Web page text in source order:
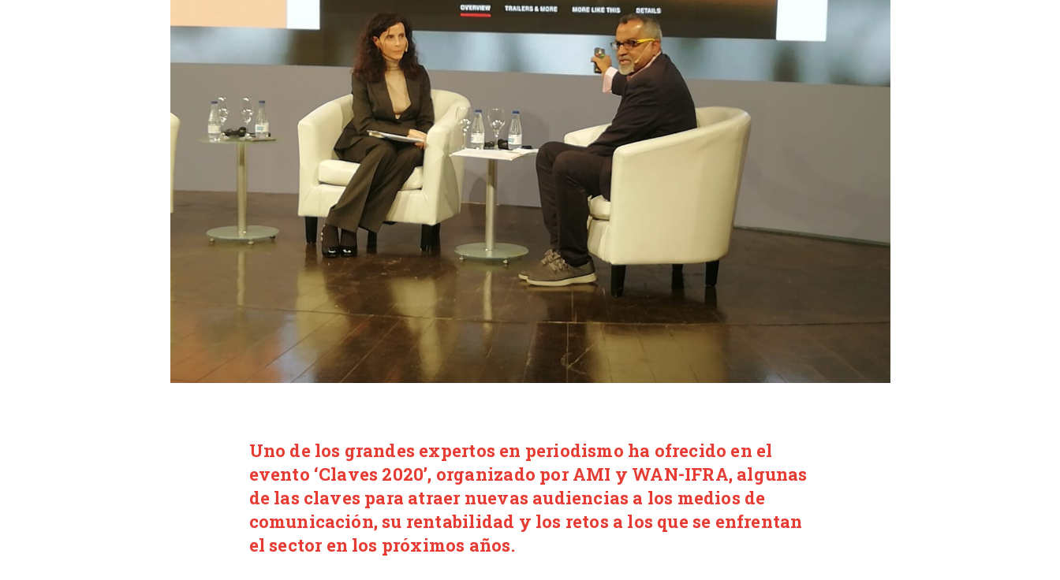
Uno de los grandes expertos en periodismo ha ofrecido en el
evento ‘Claves 2020’, organizado por AMI y WAN-IFRA, algunas
de las claves para atraer nuevas audiencias a los medios de
comunicación, su rentabilidad y los retos a los que se enfrentan
el sector en los próximos años.